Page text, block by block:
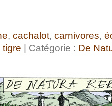
, cachalot, carnivores,
tigre | Catégorie : De